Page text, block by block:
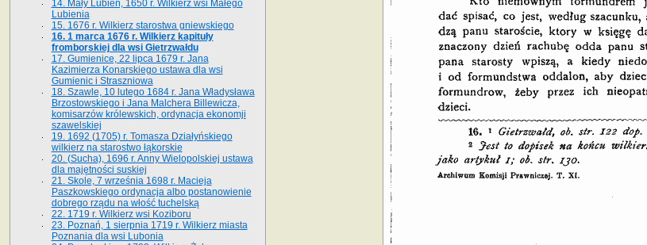
14. Mały Lubień, 1650 r. Wilkierz wsi Małego
Lubienia
15. 1676 r. Wilkierz starostwa gniewskiego
16. 1 marca 1676 r. Wilkierz kapituły
fromborskiej dla wsi Gietrzwałdu
17. Gumienice, 22 lipca 1679 r. Jana
Kazimierza Konarskiego ustawa dla wsi
Gumienic i Straszniowa
18. Szawle, 10 lutego 1684 r. Jana Władysława
Brzostowskiego i Jana Malchera Billewicza,
komisarzów królewskich, ordynacja ekonomji
szawelskiej
19. 1692 (1705) r. Tomasza Działyńskiego
wilkierz na starostwo łąkorskie
20. (Sucha), 1696 r. Anny Wielopolskiej ustawa
dla majętności suskiej
21. Skole, 7 września 1698 r. Macieja
Paszkowskiego ordynacja albo postanowienie
dobrego rządu na włość tuchelską
22. 1719 r. Wilkierz wsi Koziboru
23. Poznań, 1 sierpnia 1719 r. Wilkierz miasta
Poznania dla wsi Lubonia